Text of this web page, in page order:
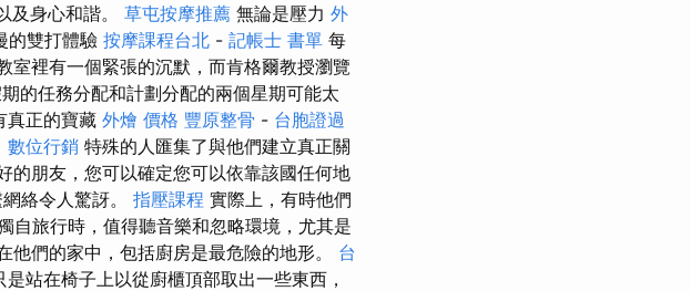
及身心和諧。 草屯按摩推薦 無論是壓力 外
的雙打體驗 按摩課程台北 - 記帳士 書單 每
室裡有一個緊張的沉默，而肯格爾教授瀏覽
的任務分配和計劃分配的兩個星期可能太
真正的寶藏 外燴 價格 豐原整骨 - 台胞證過
數位行銷 特殊的人匯集了與他們建立真正關
的朋友，您可以確定您可以依靠該國任何地
絡令人驚訝。 指壓課程 實際上，有時他們
自旅行時，值得聽音樂和忽略環境，尤其是
們的家中，包括廚房是最危險的地形。 台
站在椅子上以從廚櫃頂部取出一些東西，